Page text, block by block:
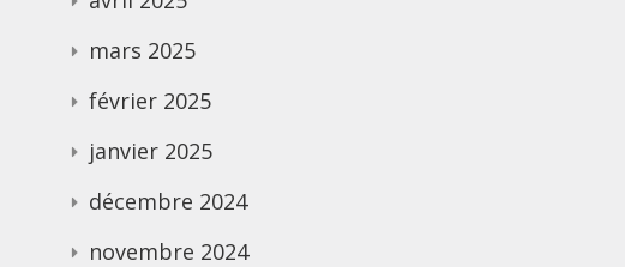
mars 2025
février 2025
janvier 2025
décembre 2024
novembre 2024